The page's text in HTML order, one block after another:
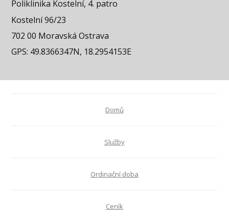
Poliklinika Kostelní, 4. patro
Kostelní 96/23
702 00 Moravská Ostrava
GPS: 49.8366347N, 18.2954153E
Domů
Služby
Ordinační doba
Ceník